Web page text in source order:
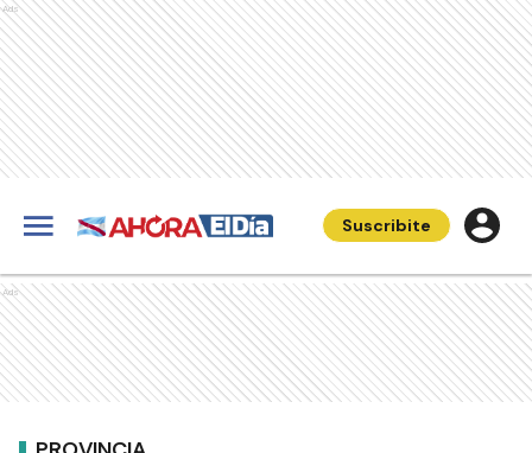
Ads
Suscribite
Ads